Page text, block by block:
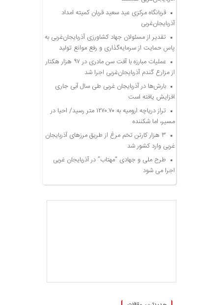
قربانگاه مرکزی عید سعید قربان کمیته امداد
آذربایجان‌غربی
تقدیر از مسئولان جهاد کشاورزی آذربایجان‌غربی به
پاس حمایت از سرمایه‌گذاری و رفع موانع تولید
عملیات مبارزه با آفت سن مادری در ۹۷ هزار هکتار
از مزارع گندم آذربایجان‌غربی اجرا شد
بارش‌ها در آذربایجان غربی طی سال آبی جاری
افزایش یافته است
تراز دریاچه ارومیه به ۱۲۷۰.۷۰ متر رسید/ احیا در
مسیر، اما شکننده
۳ هزار کارتن تخم مرغ از طریق مرزهای آذربایجان
غربی وارد کشور شد
طرح ملی و جهادی “مهتاب” در آذربایجان غربی
اجرا می شود